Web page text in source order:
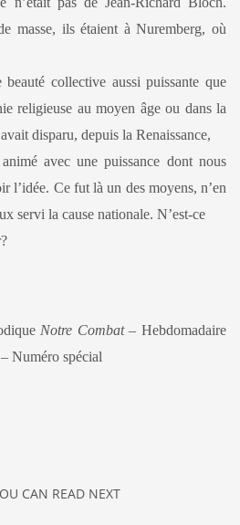
masse, ils étaient à Nuremberg, où
collective aussi puissante que
religieuse au moyen âge ou dans la
disparu, depuis la Renaissance,
avec une puissance dont nous
l’idée. Ce fut là un des moyens, n’en
servi la cause nationale. N’est-ce
Notre Combat– Hebdomadaire
Numéro spécial
CAN READ NEXT